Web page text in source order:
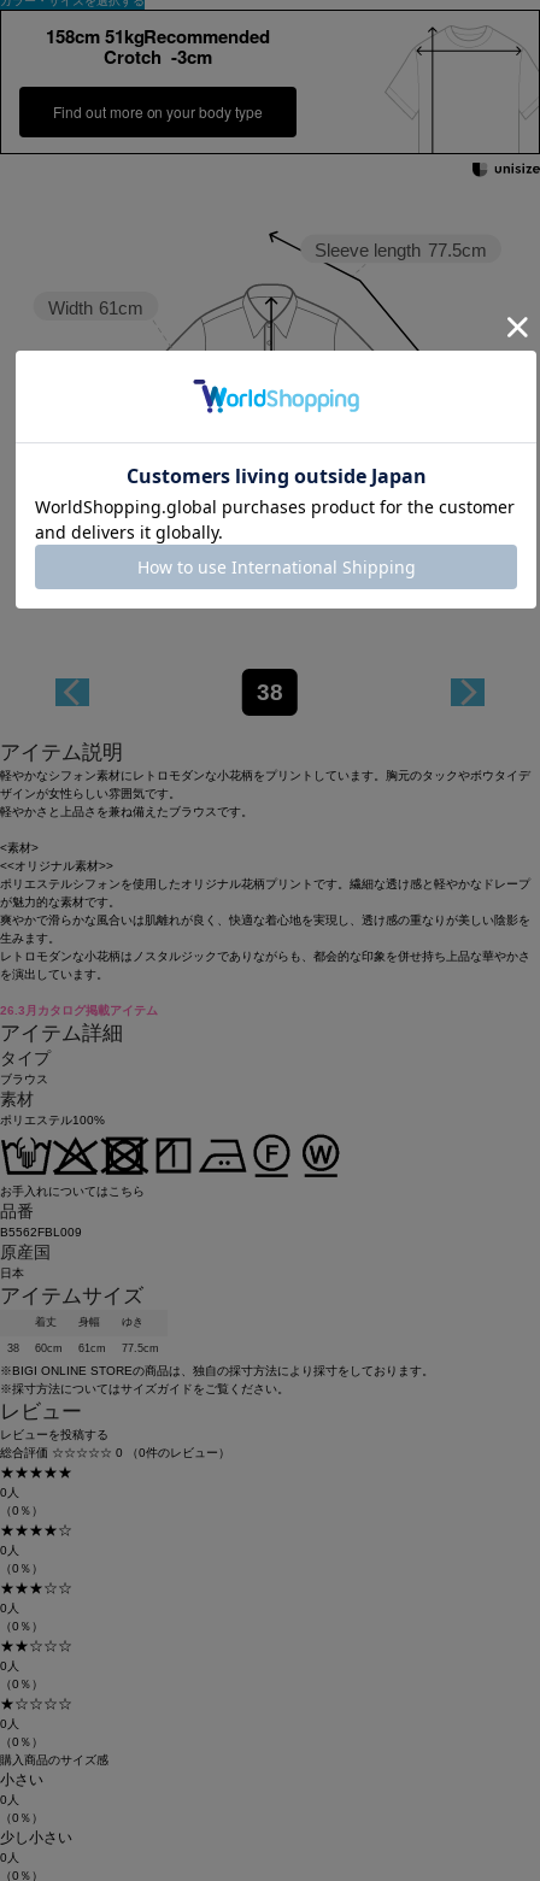
158cm 51kgRecommended
Crotch -3cm
Find out more on your body type
Sleeve length 77.5cm
Width 61cm
38
アイテム説明
軽やかなシフォン素材にレトロモダンな小花柄をプリントしています。胸元のタックやボウタイデ
ザインが女性らしい雰囲気です。
軽やかさと上品さを兼ね備えたブラウスです。
<素材>
<<オリジナル素材>>
ポリエステルシフォンを使用したオリジナル花柄プリントです。繊細な透け感と軽やかなドレープ
が魅力的な素材です。
爽やかで滑らかな風合いは肌離れが良く、快適な着心地を実現し、透け感の重なりが美しい陰影を
生みます。
レトロモダンな小花柄はノスタルジックでありながらも、都会的な印象を併せ持ち上品な華やかさ
を演出しています。
26.3月カタログ掲載アイテム
アイテム詳細
タイプ
ブラウス
素材
ポリエステル100%
お手入れについてはこちら
品番
B5562FBL009
原産国
日本
アイテムサイズ
着丈 身幅 ゆき
38 60cm 61cm 77.5cm
※BIGI ONLINE STOREの商品は、独自の採寸方法により採寸をしております。
※採寸方法についてはサイズガイドをご覧ください。
レビュー
レビューを投稿する
総合評価 ☆☆☆☆☆ 0 （0件のレビュー）
★★★★★
0人
（0％）
★★★★☆
0人
（0％）
★★★☆☆
0人
（0％）
★★☆☆☆
0人
（0％）
★☆☆☆☆
0人
（0％）
購入商品のサイズ感
小さい
0人
（0％）
少し小さい
0人
（0％）